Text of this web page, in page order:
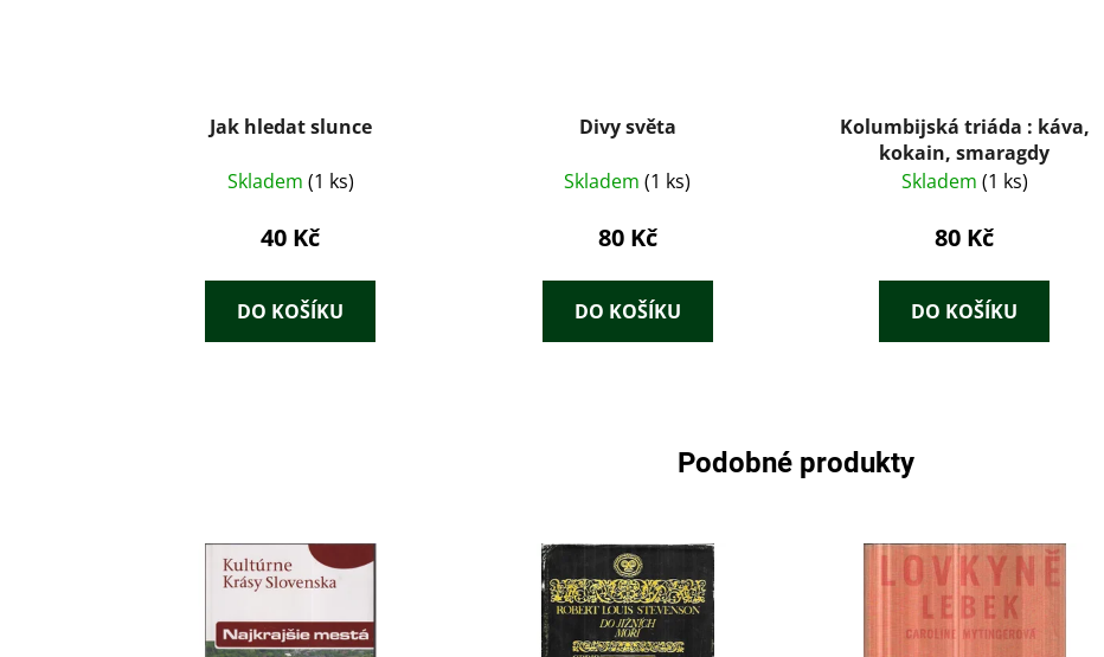
Jak hledat slunce
Skladem (1 ks)
40 Kč
DO KOŠÍKU
Divy světa
Skladem(1 ks)
80 Kč
DO KOŠÍKU
Kolumbijská triáda : káva,
kokain, smaragdy
Skladem (1 ks)
80 Kč
DO KOŠÍKU
Podobné produkty